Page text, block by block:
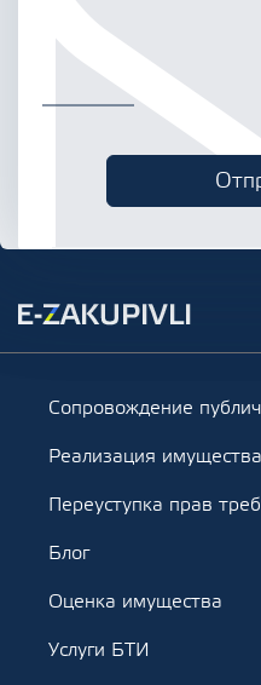
Сопровождение
Реализация имущества
Переуступка прав
Блог
Оценка имущества
Услуги БТИ